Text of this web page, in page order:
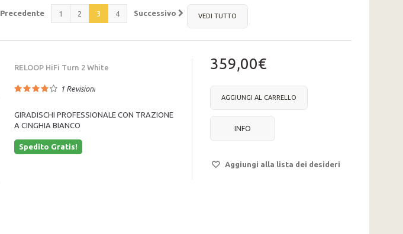
VEDI TUTTO
Precedente 1 2 3 4 Successivo
RELOOP HiFi Turn 2 White
1Revisioni
GIRADISCHI PROFESSIONALE CON TRAZIONE
A CINGHIA BIANCO
Spedito Gratis!
359,00€
AGGIUNGI AL CARRELLO
INFO
Aggiungi alla lista dei desideri